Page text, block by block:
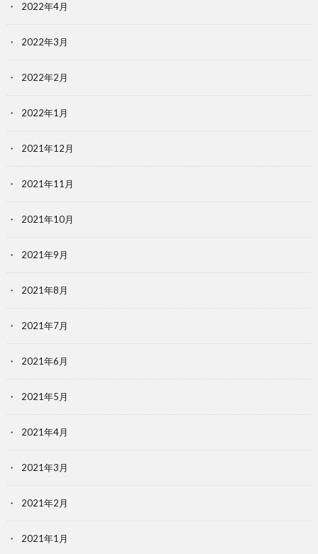
2022年4月
2022年3月
2022年2月
2022年1月
2021年12月
2021年11月
2021年10月
2021年9月
2021年8月
2021年7月
2021年6月
2021年5月
2021年4月
2021年3月
2021年2月
2021年1月